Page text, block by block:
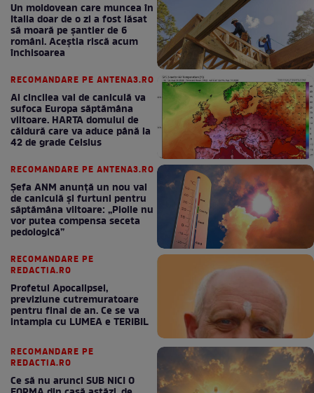
Un moldovean care muncea în
Italia doar de o zi a fost lăsat
să moară pe şantier de 6
români. Aceștia riscă acum
închisoarea
RECOMANDARE PE ANTENA3.RO
Al cincilea val de caniculă va
sufoca Europa săptămâna
viitoare. HARTA domului de
căldură care va aduce până la
42 de grade Celsius
RECOMANDARE PE ANTENA3.RO
Șefa ANM anunță un nou val
de caniculă și furtuni pentru
săptămâna viitoare: „Ploile nu
vor putea compensa seceta
pedologică”
RECOMANDARE PE
REDACTIA.RO
Profetul Apocalipsei,
previziune cutremuratoare
pentru final de an. Ce se va
intampla cu LUMEA e TERIBIL
RECOMANDARE PE
REDACTIA.RO
Ce să nu arunci SUB NICI O